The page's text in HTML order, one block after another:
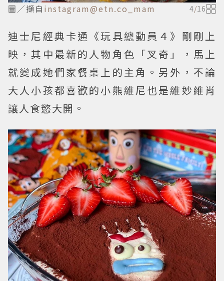
圖／擷自 instagram@etn.co_mam 4/16
迪士尼經典卡通《玩具總動員４》剛剛上
映，其中最新的人物角色「叉奇」，馬上
就變成她們家餐桌上的主角。另外，不論
大人小孩都喜歡的小熊維尼也是維妙維肖
讓人食慾大開。